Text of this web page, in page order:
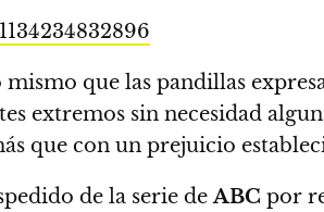
que las pandillas
extremos sin necesidad
que con un prejuicio
de la serie deABC por